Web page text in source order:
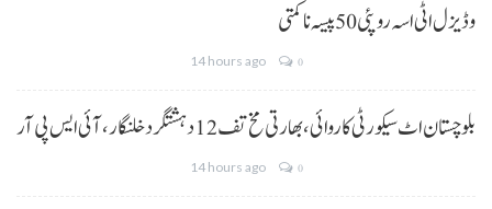
و ڈیزل اٹی اسہ روپئی 50 پیسہ نا کمتی
14 hours ago 0
بلوچستان اٹ سیکورٹی کاروائی، بھارتی مخ تف 12 دہشتگرد خلنگار،آئی ایس پی آر
14 hours ago 0